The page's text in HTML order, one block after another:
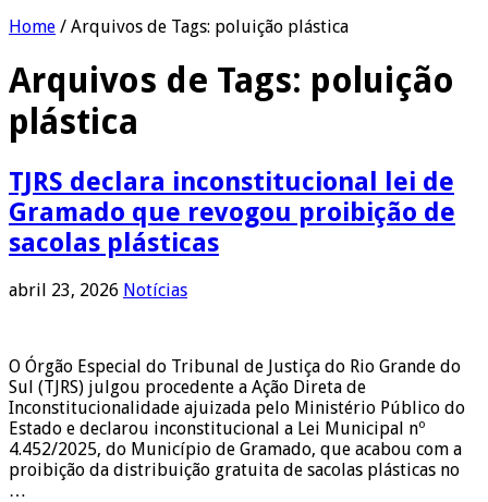
Home / Arquivos de Tags: poluição plástica
Arquivos de Tags: poluição
plástica
TJRS declara inconstitucional lei de
Gramado que revogou proibição de
sacolas plásticas
abril 23, 2026 Notícias
O Órgão Especial do Tribunal de Justiça do Rio Grande do
Sul (TJRS) julgou procedente a Ação Direta de
Inconstitucionalidade ajuizada pelo Ministério Público do
Estado e declarou inconstitucional a Lei Municipal nº
4.452/2025, do Município de Gramado, que acabou com a
proibição da distribuição gratuita de sacolas plásticas no
…